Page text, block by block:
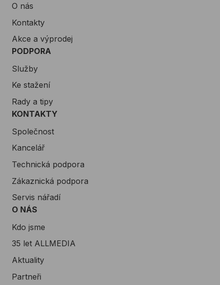
O nás
Kontakty
Akce a výprodej
PODPORA
Služby
Ke stažení
Rady a tipy
KONTAKTY
Společnost
Kancelář
Technická podpora
Zákaznická podpora
Servis nářadí
O NÁS
Kdo jsme
35 let ALLMEDIA
Aktuality
Partneři